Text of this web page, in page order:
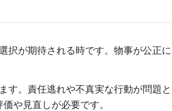
択が期待される時です。物事が公正に
す。責任逃れや不真実な行動が問題と
や見直しが必要です。